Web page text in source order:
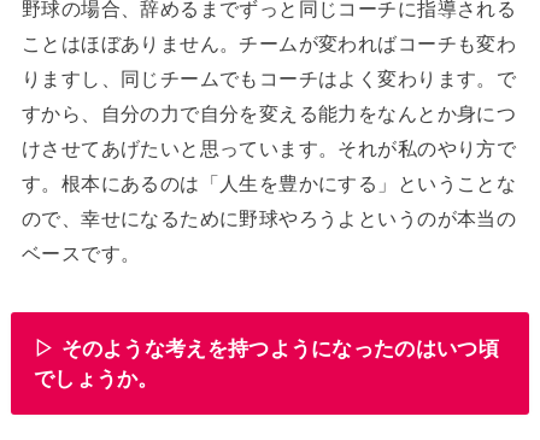
野球の場合、辞めるまでずっと同じコーチに指導される
ことはほぼありません。チームが変わればコーチも変わ
りますし、同じチームでもコーチはよく変わります。で
すから、自分の力で自分を変える能力をなんとか身につ
けさせてあげたいと思っています。それが私のやり方で
す。根本にあるのは「人生を豊かにする」ということな
ので、幸せになるために野球やろうよというのが本当の
ベースです。
▷ そのような考えを持つようになったのはいつ頃
でしょうか。